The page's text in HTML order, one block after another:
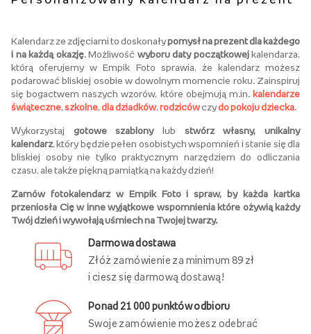
Kalendarz ze zdjęciami to doskonałypomysł na prezent dla każdego
i na każdą okazję. Możliwość wyboru daty początkowejkalendarza,
którą oferujemy w Empik Foto sprawia, że kalendarz możesz
podarować bliskiej osobie w dowolnym momencie roku. Zainspiruj
się bogactwem naszych wzorów, które obejmują m.in. kalendarze
świąteczne, szkolne, dla dziadków, rodzicówczydo pokoju dziecka.
Wykorzystaj gotowe szablonylub stwórz własny, unikalny
kalendarz, który będzie pełen osobistych wspomnień i stanie się dla
bliskiej osoby nie tylko praktycznym narzędziem do odliczania
czasu, ale także piękną pamiątką na każdy dzień!
Zamów fotokalendarz w Empik Foto i spraw, by każda kartka
przeniosła Cię w inne wyjątkowe wspomnienia które ożywią każdy
Twój dzień i wywołają uśmiech na Twojej twarzy.
Darmowa dostawa
Złóż zamówienie za minimum 89 zł
i ciesz się darmową dostawą!
Ponad 21 000 punktów odbioru
Swoje zamówienie możesz odebrać